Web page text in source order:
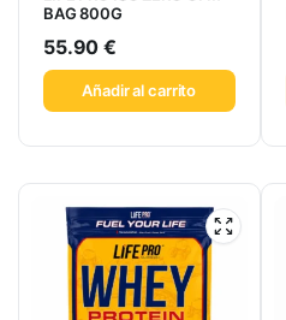
BAG 800G
55.90€
Añadir al carrito